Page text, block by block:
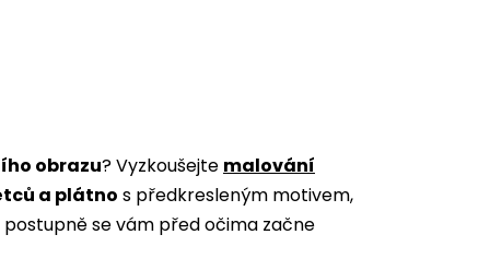
obrazu? Vyzkoušejte malování
a plátno s předkresleným motivem,
se vám před očima začne